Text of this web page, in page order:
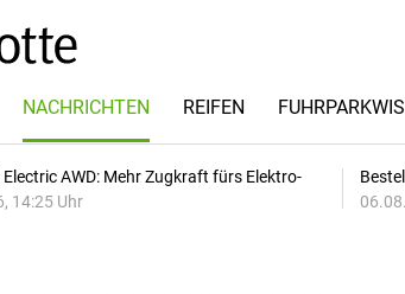
NACHRICHTEN REIFEN
AWD: Mehr Zugkraft fürs Elektro-
14:25 Uhr